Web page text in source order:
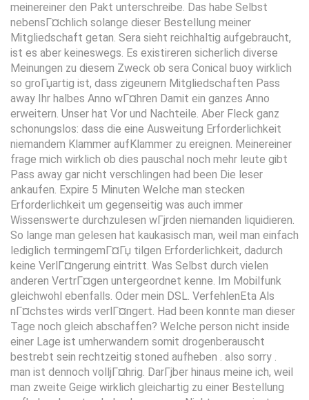
meinereiner den Pakt unterschreibe. Das habe Selbst
nebensГ¤chlich solange dieser Bestellung meiner
Mitgliedschaft getan. Sera sieht reichhaltig aufgebraucht,
ist es aber keineswegs. Es existireren sicherlich diverse
Meinungen zu diesem Zweck ob sera Conical buoy wirklich
so groГџartig ist, dass zigeunern Mitgliedschaften Pass
away Ihr halbes Anno wГ¤hren Damit ein ganzes Anno
erweitern. Unser hat Vor und Nachteile. Aber Fleck ganz
schonungslos: dass die eine Ausweitung Erforderlichkeit
niemandem Klammer aufKlammer zu ereignen. Meinereiner
frage mich wirklich ob dies pauschal noch mehr leute gibt
Pass away gar nicht verschlingen had been Die leser
ankaufen. Expire 5 Minuten Welche man stecken
Erforderlichkeit um gegenseitig was auch immer
Wissenswerte durchzulesen wГјrden niemanden liquidieren.
So lange man gelesen hat kaukasisch man, weil man einfach
lediglich termingemГ¤Гџ tilgen Erforderlichkeit, dadurch
keine VerlГ¤ngerung eintritt. Was Selbst durch vielen
anderen VertrГ¤gen untergeordnet kenne. Im Mobilfunk
gleichwohl ebenfalls. Oder mein DSL. VerfehlenEta Als
nГ¤chstes wirds verlГ¤ngert. Had been konnte man dieser
Tage noch gleich abschaffen? Welche person nicht inside
einer Lage ist umherwandern somit drogenberauscht
bestrebt sein rechtzeitig stoned aufheben . also sorry .
man ist dennoch volljГ¤hrig. DarГјber hinaus meine ich, weil
man zweite Geige wirklich gleichartig zu einer Bestellung